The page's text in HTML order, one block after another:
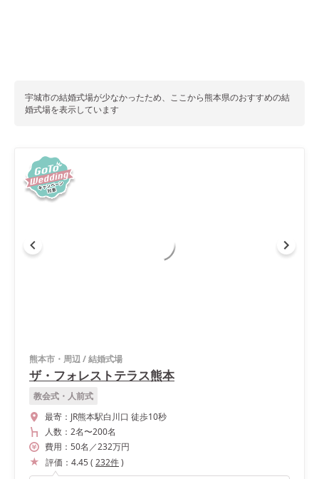
宇城市の結婚式場が少なかったため、ここから熊本県のおすすめの結
婚式場を表示しています
熊本市・周辺/結婚式場
ザ・フォレストテラス熊本
教会式・人前式
最寄： JR熊本駅白川口 徒歩10秒
人数： 2名〜200名
費用： 50名 ／232万円
評価： 4.45( 232件)